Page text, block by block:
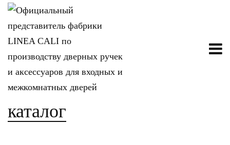
каталог